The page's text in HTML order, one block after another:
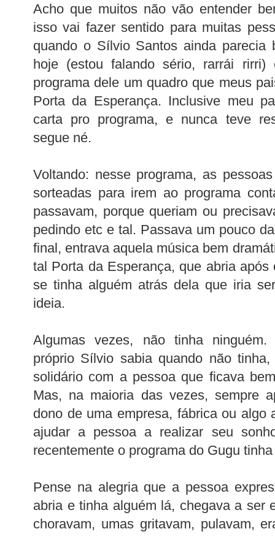
Acho que muitos não vão entender
isso vai fazer sentido para muitas
quando o Sílvio Santos ainda parecia
hoje (estou falando sério, rarrái
programa dele um quadro que meus
Porta da Esperança. Inclusive meu
carta pro programa, e nunca teve
segue né.
Voltando: nesse programa, as
sorteadas para irem ao programa
passavam, porque queriam ou
pedindo etc e tal. Passava um pouco
final, entrava aquela música bem
tal Porta da Esperança, que abria após
se tinha alguém atrás dela que iria
ideia.
Algumas vezes, não tinha ninguém.
próprio Sílvio sabia quando não
solidário com a pessoa que ficava
Mas, na maioria das vezes, sempre
dono de uma empresa, fábrica ou algo
ajudar a pessoa a realizar seu
recentemente o programa do Gugu
Pense na alegria que a pessoa
abria e tinha alguém lá, chegava a ser
choravam, umas gritavam, pulavam,